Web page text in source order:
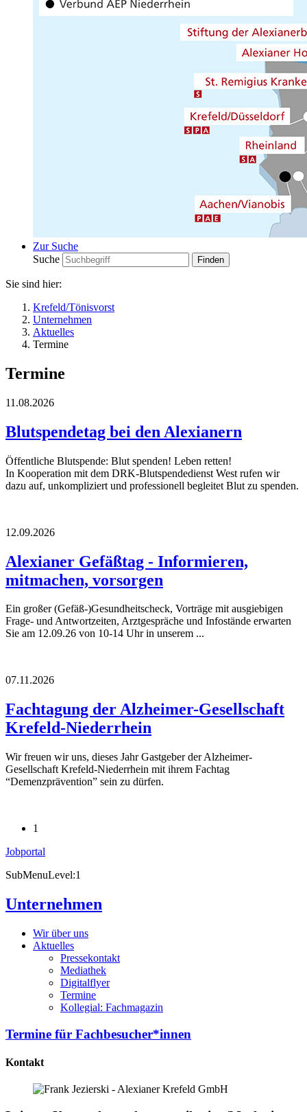
Zur Suche
Suche
Sie sind hier:
Krefeld/Tönisvorst
Unternehmen
Aktuelles
Termine
Termine
11.08.2026
Blutspendetag bei den Alexianern
Öffentliche Blutspende: Blut spenden! Leben retten!
In Kooperation mit dem DRK-​Blutspendedienst West rufen wir
dazu auf, unkompliziert und professionell begleitet Blut zu spenden.
12.09.2026
Alexianer Gefäßtag - Informieren,
mitmachen, vorsorgen
Ein großer (Gefäß-)Gesundheitscheck, Vorträge mit ausgiebigen
Frage- und Antwortzeiten, Arztgespräche und Infostände erwarten
Sie am 12.09.26 von 10-14 Uhr in unserem ...
07.11.2026
Fachtagung der Alzheimer-Gesellschaft
Krefeld-Niederrhein
Wir freuen wir uns, dieses Jahr Gastgeber der Alzheimer-
Gesellschaft Krefeld-Niederrhein mit ihrem Fachtag
“Demenzprävention” sein zu dürfen.
1
Jobportal
SubMenuLevel:1
Unternehmen
Wir über uns
Aktuelles
Pressekontakt
Mediathek
Digitalflyer
Termine
Kollegial: Fachmagazin
Termine für Fachbesucher*innen
Kontakt